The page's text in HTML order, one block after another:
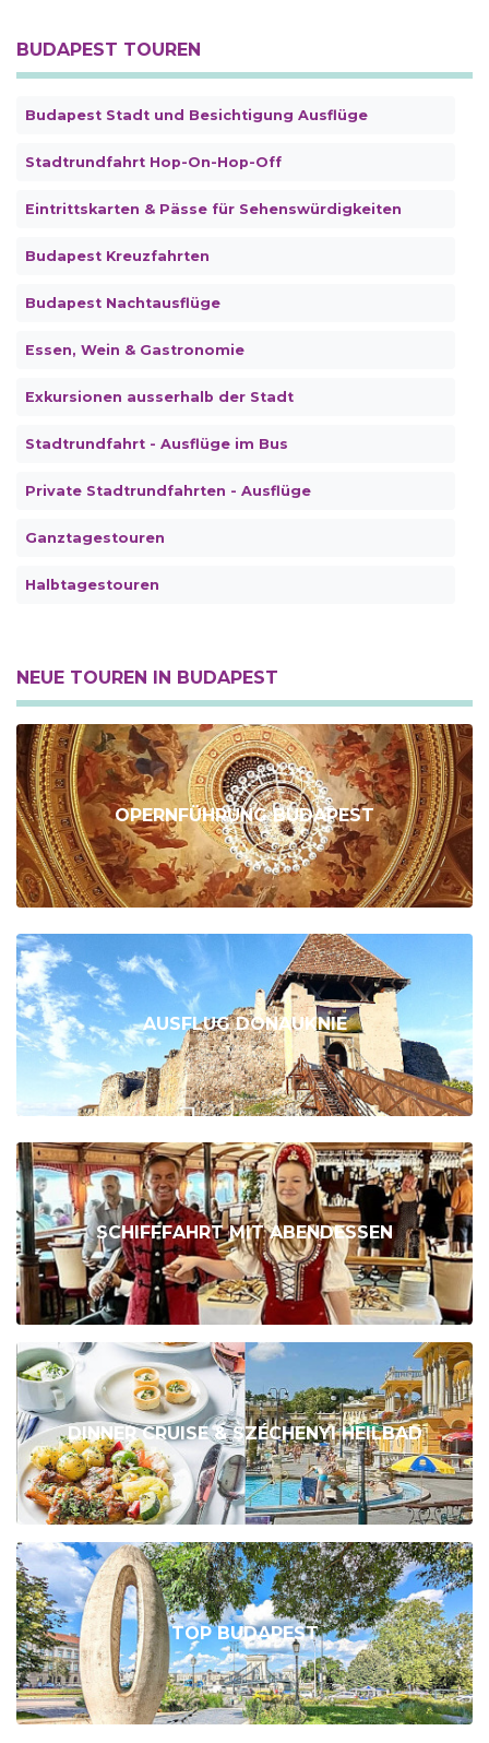
BUDAPEST TOUREN
Budapest Stadt und Besichtigung Ausflüge
Stadtrundfahrt Hop-On-Hop-Off
Eintrittskarten & Pässe für Sehenswürdigkeiten
Budapest Kreuzfahrten
Budapest Nachtausflüge
Essen, Wein & Gastronomie
Exkursionen ausserhalb der Stadt
Stadtrundfahrt - Ausflüge im Bus
Private Stadtrundfahrten - Ausflüge
Ganztagestouren
Halbtagestouren
NEUE TOUREN IN BUDAPEST
OPERNFÜHRUNG BUDAPEST
AUSFLUG DONAUKNIE
SCHIFFFAHRT MIT ABENDESSEN
DINNER CRUISE & SZÉCHENYI HEILBAD
TOP BUDAPEST